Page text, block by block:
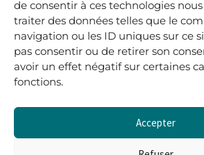
de consentir à ces technologies
traiter des données telles que le
navigation ou les ID uniques sur ce
pas consentir ou de retirer son
avoir un effet négatif sur certaines
fonctions.
Accepter
MARDI AU
10H00-12H45 |